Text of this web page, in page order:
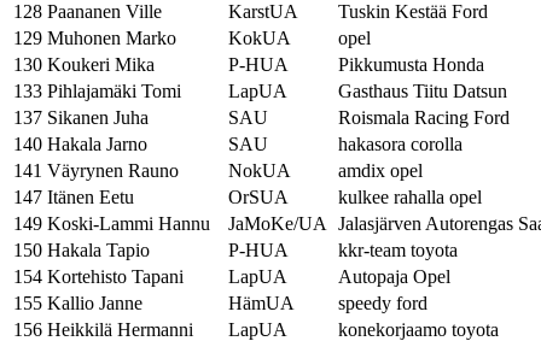
128 Paananen Ville KarstUA
Tuskin Kestää Ford
129 Muhonen Marko KokUA
opel
130 Koukeri Mika P-HUA
Pikkumusta Honda
133 Pihlajamäki Tomi LapUA
Gasthaus Tiitu Datsun
137 Sikanen Juha SAU
Roismala Racing Ford
140 Hakala Jarno SAU
hakasora corolla
141 Väyrynen Rauno NokUA
amdix opel
147 Itänen Eetu OrSUA
kulkee rahalla opel
149 Koski-Lammi Hannu JaMoKe/UA
Jalasjärven Autorengas
150 Hakala Tapio P-HUA
kkr-team toyota
154 Kortehisto Tapani LapUA
Autopaja Opel
155 Kallio Janne HämUA
speedy ford
156 Heikkilä Hermanni LapUA
konekorjaamo toyota